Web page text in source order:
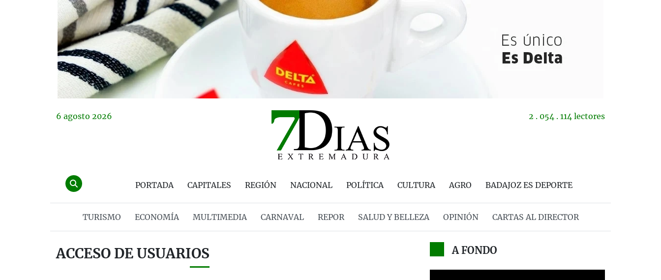
6 agosto 2026 2 . 054 . 114 lectores
PORTADA CAPITALES REGIÓN NACIONAL POLÍTICA CULTURA AGRO BADAJOZ ES DEPORTE
TURISMO ECONOMÍA MULTIMEDIA CARNAVAL REPOR SALUD Y BELLEZA OPINIÓN CARTAS AL DIRECTOR
ACCESO DE USUARIOS A FONDO